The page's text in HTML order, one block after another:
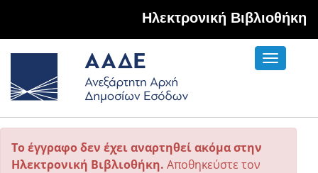
Hλεκτρονική Βιβλιοθήκη
Toggle
Το έγγραφο δεν έχει αναρτηθεί ακόμα στην
Ηλεκτρονική Βιβλιοθήκη. Αποθηκεύστε τον